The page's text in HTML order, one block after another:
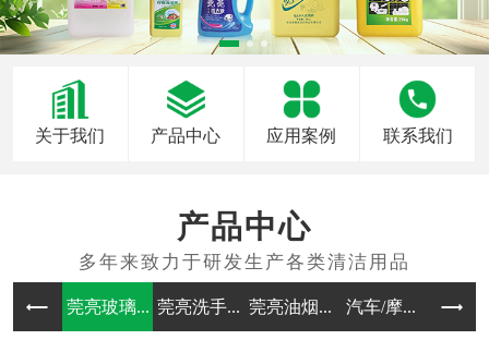
关于我们 产品中心 应用案例 联系我们
产品中心
莞亮玻璃... 莞亮洗手... 莞亮油烟... 汽车/摩... 其他